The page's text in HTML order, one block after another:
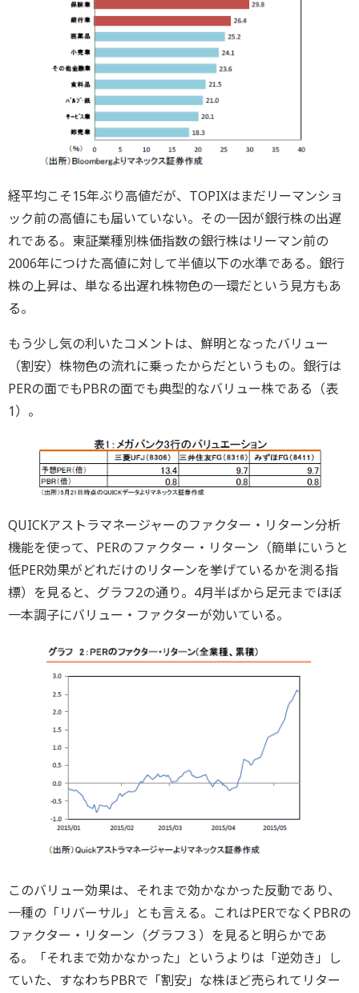
経平均こそ15年ぶり高値だが、TOPIXはまだリーマンショ
ック前の高値にも届いていない。その一因が銀行株の出遅
れである。東証業種別株価指数の銀行株はリーマン前の
2006年につけた高値に対して半値以下の水準である。銀行
株の上昇は、単なる出遅れ株物色の一環だという見方もあ
る。
もう少し気の利いたコメントは、鮮明となったバリュー
（割安）株物色の流れに乗ったからだというもの。銀行は
PERの面でもPBRの面でも典型的なバリュー株である（表
1）。
QUICKアストラマネージャーのファクター・リターン分析
機能を使って、PERのファクター・リターン（簡単にいうと
低PER効果がどれだけのリターンを挙げているかを測る指
標）を見ると、グラフ2の通り。4月半ばから足元までほぼ
一本調子にバリュー・ファクターが効いている。
このバリュー効果は、それまで効かなかった反動であり、
一種の「リバーサル」とも言える。これはPERでなくPBRの
ファクター・リターン（グラフ３）を見ると明らかであ
る。「それまで効かなかった」というよりは「逆効き」し
ていた、すなわちPBRで「割安」な株ほど売られてリター